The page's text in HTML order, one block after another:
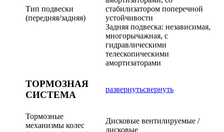
Тип подвески
(передняя/задняя)
стабилизатором поперечной
устойчивости
Задняя подвеска: независимая,
многорычажная, с
гидравлическими
телескопическими
амортизаторами
ТОРМОЗНАЯ
СИСТЕМА
развернутьсвернуть
Тормозные
механизмы колес
Дисковые вентилируемые /
дисковые